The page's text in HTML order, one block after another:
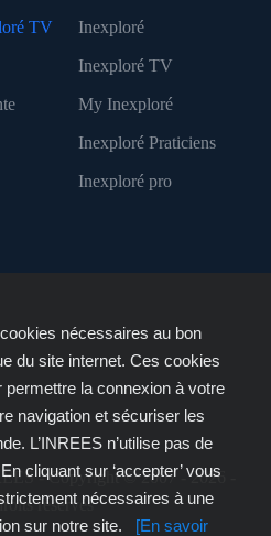
TV Inexploré
Inexploré TV
My Inexploré
Inexploré Praticiens
Inexploré pro
- Copyright © 2007 - 2026 -
réservés
nécessaires au bon
du site internet. Ces cookies
la connexion à votre
navigation et sécuriser les
L’INREES n’utilise pas de
cliquant sur ‘accepter’ vous
nécessaires à une
sur notre site.
[En savoir